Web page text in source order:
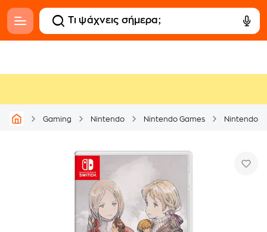
Gaming Nintendo Nintendo Games Nintendo